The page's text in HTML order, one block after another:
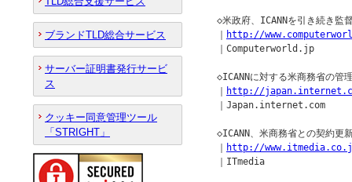
◇米政府、ICANNを引き続き監
http://
  ｜Computerworld.jp
◇ICANNに対する米商務省の管
http://
  ｜Japan.internet.com
◇ICANN、米商務省との契約更
http://
  ｜ITmedia
ブランドTLD総合サービス
サーバー証明書発行サービ
ス
クッキー同意管理ツール
「STRIGHT」